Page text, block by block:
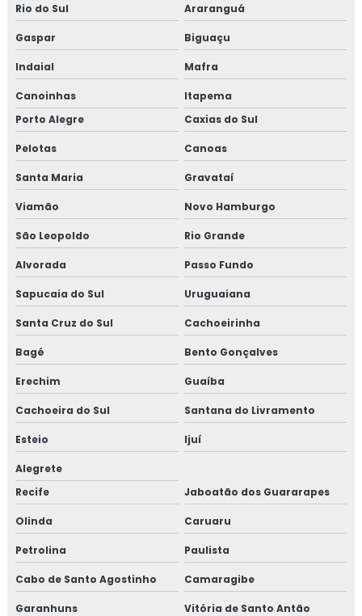
Rio do Sul Araranguá
Gaspar Biguaçu
Indaial Mafra
Canoinhas
Itapema
Porto Alegre
Caxias do Sul
Pelotas Canoas
Santa Maria Gravataí
Viamão Novo Hamburgo
São Leopoldo Rio Grande
Alvorada Passo Fundo
Sapucaia do Sul Uruguaiana
Santa Cruz do Sul Cachoeirinha
Bagé Bento Gonçalves
Erechim Guaíba
Cachoeira do Sul Santana do Livramento
Esteio Ijuí
Alegrete
Recife
Jaboatão dos Guararapes
Olinda Caruaru
Petrolina Paulista
Cabo de Santo Agostinho Camaragibe
Garanhuns Vitória de Santo Antão